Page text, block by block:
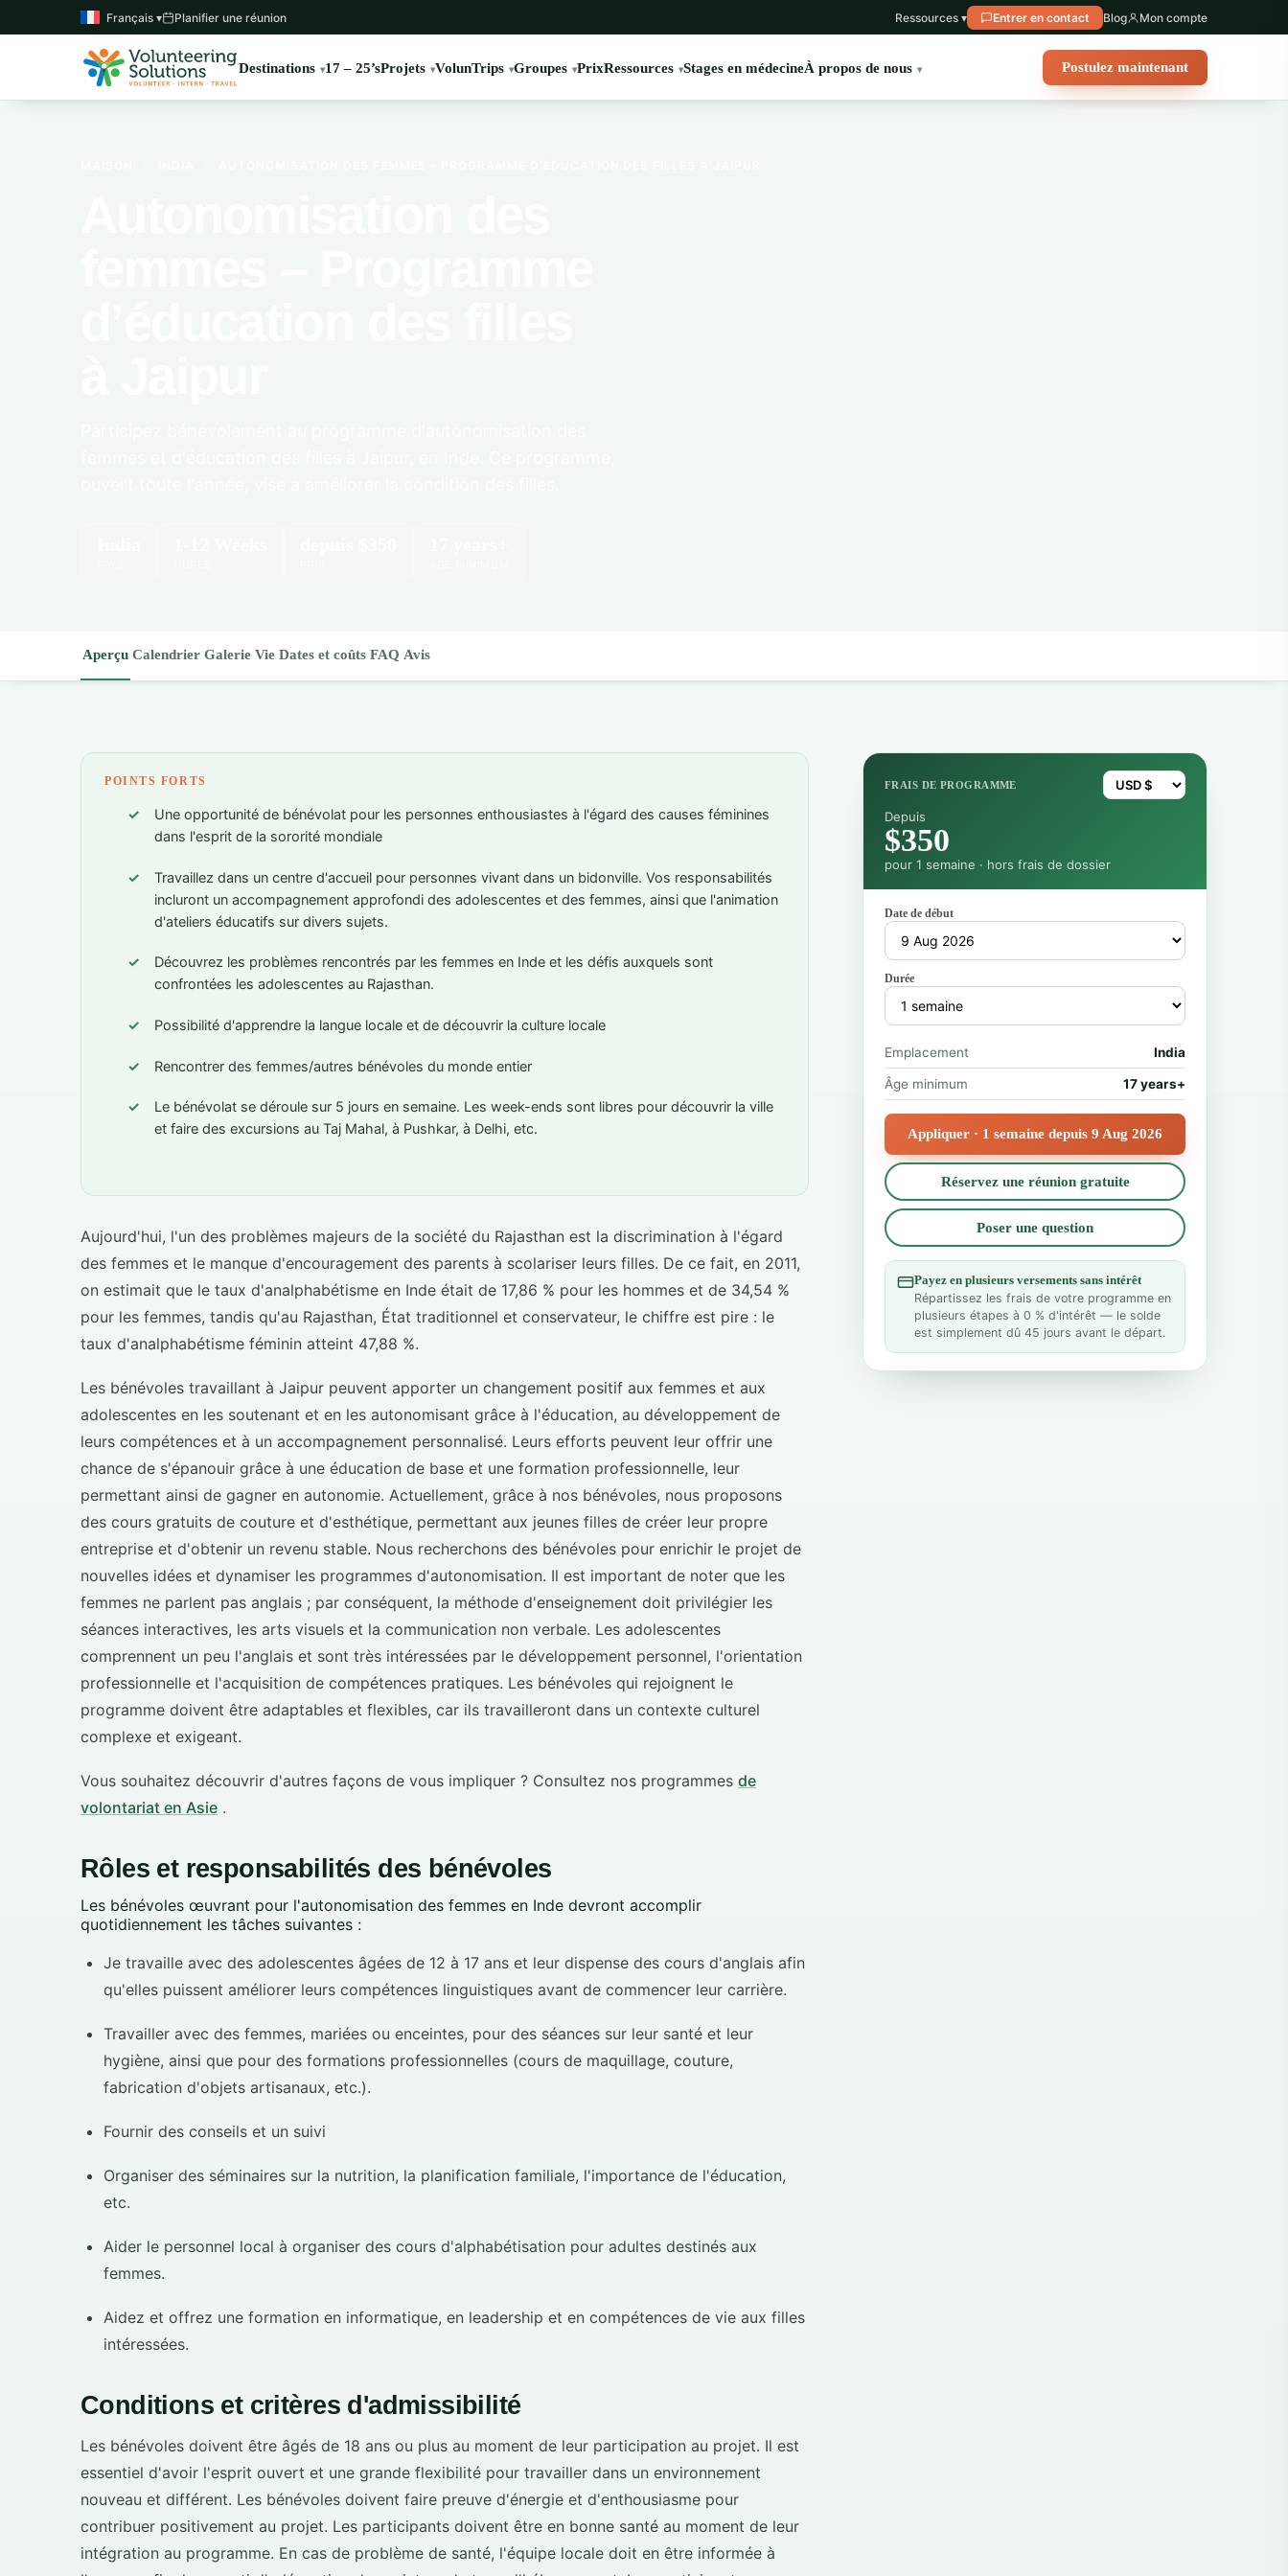
Français ▾ Planifier une réunion Ressources ▾ Entrer en contact Blog Mon compte
Destinations 17 – 25’sProjets VolunTrips Groupes PrixRessources Stages en médecineÀ propos de nous Postulez maintenant
Aperçu Calendrier Galerie Vie Dates et coûts FAQ Avis
POINTS FORTS
Une opportunité de bénévolat pour les personnes enthousiastes à l'égard des causes féminines
dans l'esprit de la sororité mondiale
Travaillez dans un centre d'accueil pour personnes vivant dans un bidonville. Vos responsabilités
incluront un accompagnement approfondi des adolescentes et des femmes, ainsi que l'animation
d'ateliers éducatifs sur divers sujets.
Découvrez les problèmes rencontrés par les femmes en Inde et les défis auxquels sont
confrontées les adolescentes au Rajasthan.
Possibilité d'apprendre la langue locale et de découvrir la culture locale
Rencontrer des femmes/autres bénévoles du monde entier
Le bénévolat se déroule sur 5 jours en semaine. Les week-ends sont libres pour découvrir la ville
et faire des excursions au Taj Mahal, à Pushkar, à Delhi, etc.
Aujourd'hui, l'un des problèmes majeurs de la société du Rajasthan est la discrimination à l'égard
des femmes et le manque d'encouragement des parents à scolariser leurs filles. De ce fait, en 2011,
on estimait que le taux d'analphabétisme en Inde était de 17,86 % pour les hommes et de 34,54 %
pour les femmes, tandis qu'au Rajasthan, État traditionnel et conservateur, le chiffre est pire : le
taux d'analphabétisme féminin atteint 47,88 %.
Les bénévoles travaillant à Jaipur peuvent apporter un changement positif aux femmes et aux
adolescentes en les soutenant et en les autonomisant grâce à l'éducation, au développement de
leurs compétences et à un accompagnement personnalisé. Leurs efforts peuvent leur offrir une
chance de s'épanouir grâce à une éducation de base et une formation professionnelle, leur
permettant ainsi de gagner en autonomie. Actuellement, grâce à nos bénévoles, nous proposons
des cours gratuits de couture et d'esthétique, permettant aux jeunes filles de créer leur propre
entreprise et d'obtenir un revenu stable. Nous recherchons des bénévoles pour enrichir le projet de
nouvelles idées et dynamiser les programmes d'autonomisation. Il est important de noter que les
femmes ne parlent pas anglais ; par conséquent, la méthode d'enseignement doit privilégier les
séances interactives, les arts visuels et la communication non verbale. Les adolescentes
comprennent un peu l'anglais et sont très intéressées par le développement personnel, l'orientation
professionnelle et l'acquisition de compétences pratiques. Les bénévoles qui rejoignent le
programme doivent être adaptables et flexibles, car ils travailleront dans un contexte culturel
complexe et exigeant.
Vous souhaitez découvrir d'autres façons de vous impliquer ? Consultez nos programmes de
volontariat en Asie .
Rôles et responsabilités des bénévoles
Les bénévoles œuvrant pour l'autonomisation des femmes en Inde devront accomplir
quotidiennement les tâches suivantes :
Je travaille avec des adolescentes âgées de 12 à 17 ans et leur dispense des cours d'anglais afin
qu'elles puissent améliorer leurs compétences linguistiques avant de commencer leur carrière.
Travailler avec des femmes, mariées ou enceintes, pour des séances sur leur santé et leur
hygiène, ainsi que pour des formations professionnelles (cours de maquillage, couture,
fabrication d'objets artisanaux, etc.).
Fournir des conseils et un suivi
Organiser des séminaires sur la nutrition, la planification familiale, l'importance de l'éducation,
etc.
Aider le personnel local à organiser des cours d'alphabétisation pour adultes destinés aux
femmes.
Aidez et offrez une formation en informatique, en leadership et en compétences de vie aux filles
intéressées.
Conditions et critères d'admissibilité
Les bénévoles doivent être âgés de 18 ans ou plus au moment de leur participation au projet. Il est
essentiel d'avoir l'esprit ouvert et une grande flexibilité pour travailler dans un environnement
nouveau et différent. Les bénévoles doivent faire preuve d'énergie et d'enthousiasme pour
contribuer positivement au projet. Les participants doivent être en bonne santé au moment de leur
intégration au programme. En cas de problème de santé, l'équipe locale doit en être informée à
FRAIS DE PROGRAMME
Depuis
$350
pour 1 semaine · hors frais de dossier
Date de début
Durée
Emplacement India
Âge minimum 17 years+
Appliquer · 1 semaine depuis 9 Aug 2026
Réservez une réunion gratuite
Poser une question
Payez en plusieurs versements sans intérêt
Répartissez les frais de votre programme en
plusieurs étapes à 0 % d'intérêt — le solde
est simplement dû 45 jours avant le départ.